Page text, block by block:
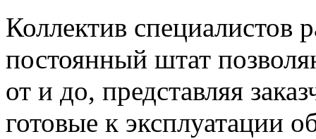
Коллектив специалистов
постоянный штат
от и до, представляя
готовые к эксплуатации